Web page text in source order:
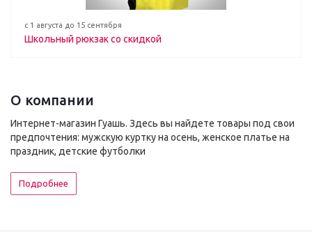
с 1 августа до 15 сентября
Школьный рюкзак со скидкой
О компании
Интернет-магазин Гуашь. Здесь вы найдете товары под свои
предпочтения: мужскую куртку на осень, женское платье на
праздник, детские футболки
Подробнее